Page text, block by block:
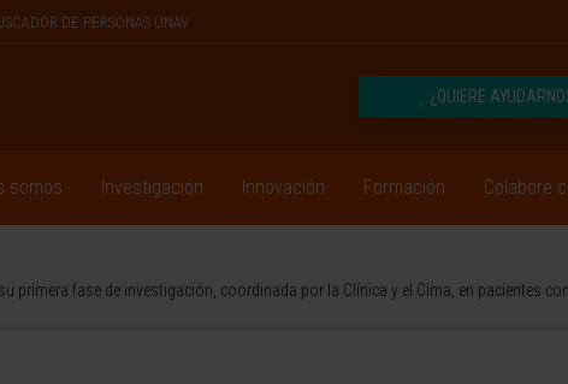
DE PERSONAS UNAV
¿QUIERE
somos Investigación Innovación Formación Colabore
primera fase de investigación, coordinada por la Clínica y el Cima, en pacientes